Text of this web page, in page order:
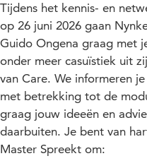
Tijdens het kennis- en
op 26 juni 2026 gaan
Guido Ongena graag met
onder meer casuïstiek uit
van Care. We informeren
met betrekking tot de
graag jouw ideeën en
daarbuiten. Je bent van
Master Spreekt om: